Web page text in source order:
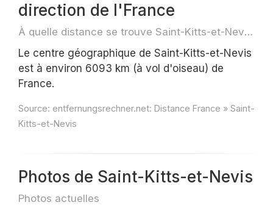
direction de l'France
À quelle distance se trouve Saint-Kitts-et-Nevis ?
Le centre géographique de Saint-Kitts-et-Nevis
est à environ 6093 km (à vol d'oiseau) de
France.
Source: entfernungsrechner.net: Distance France » Saint-
Kitts-et-Nevis
Photos de Saint-Kitts-et-Nevis
Photos actuelles